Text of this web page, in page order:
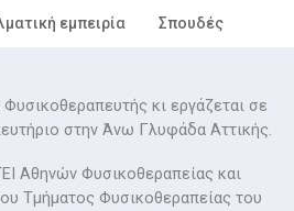
εμπειρία Σπουδές
κι εργάζεται σε
στην Άνω Γλυφάδα Αττικής.
Αθηνών Φυσικοθεραπείας και
Τμήματος Φυσικοθεραπείας του